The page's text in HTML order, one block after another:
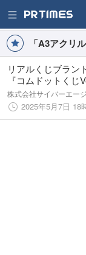
「A3アクリ
リアルくじブラン
『コムドットくじ
株式会社サイバーエー
2025年5月7日 18